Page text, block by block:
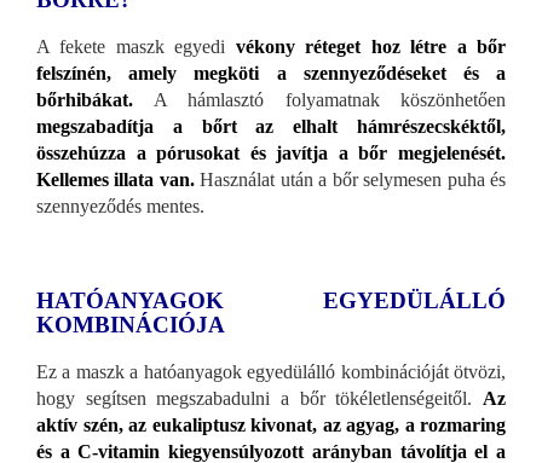
A fekete maszk egyedi vékony réteget hoz létre a bőr
felszínén, amely megköti a szennyeződéseket és a
bőrhibákat. A hámlasztó folyamatnak köszönhetően
megszabadítja a bőrt az elhalt hámrészecskéktől,
összehúzza a pórusokat és javítja a bőr megjelenését.
Kellemes illata van.Használat után a bőr selymesen puha és
szennyeződés mentes.
HATÓANYAGOK EGYEDÜLÁLLÓ
KOMBINÁCIÓJA
Ez a maszk a hatóanyagok egyedülálló kombinációját ötvözi,
hogy segítsen megszabadulni a bőr tökéletlenségeitől. Az
aktív szén, az eukaliptusz kivonat, az agyag, a rozmaring
és a C-vitamin kiegyensúlyozott arányban távolítja el a